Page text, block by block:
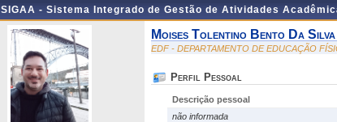
SIGAA - Sistema Integrado de Gestão de Atividades
Moises Tolentino Bento Da Silva
EDF - DEPARTAMENTO DE EDUCAÇÃO
Perfil Pessoal
Descrição pessoal
não informada